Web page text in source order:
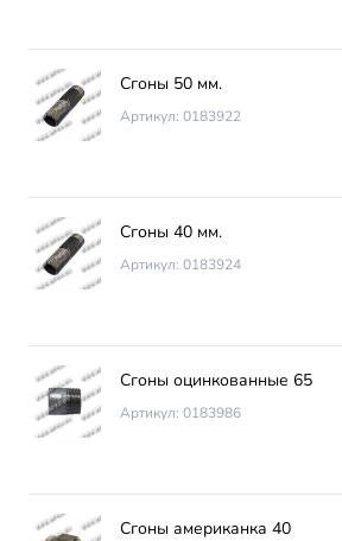
Сгоны 50 мм.
Артикул: 0183922
Сгоны 40 мм.
Артикул: 0183924
Сгоны оцинкованные 65
Артикул: 0183986
Сгоны американка 40